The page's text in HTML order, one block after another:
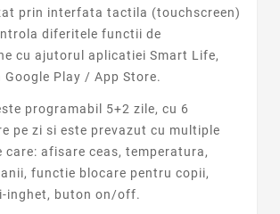
prin interfata tactila (touchscreen)
diferitele functii de
cu ajutorul aplicatiei Smart Life,
Play / App Store.
programabil 5+2 zile, cu 6
pe zi si este prevazut cu multiple
afisare ceas, temperatura,
functie blocare pentru copii,
inghet, buton on/off.